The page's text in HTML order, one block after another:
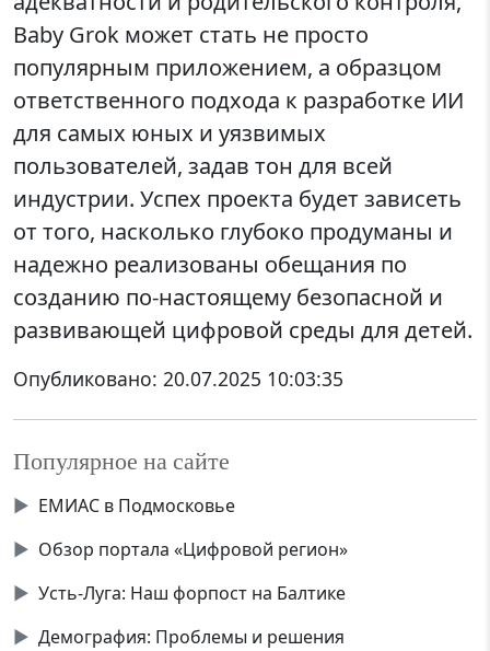
Baby Grok может стать не просто
популярным приложением, а образцом
ответственного подхода к разработке ИИ
для самых юных и уязвимых
пользователей, задав тон для всей
индустрии. Успех проекта будет зависеть
от того, насколько глубоко продуманы и
надежно реализованы обещания по
созданию по-настоящему безопасной и
развивающей цифровой среды для детей.
Опубликовано: 20.07.2025 10:03:35
Популярное на сайте
▶ ЕМИАС в Подмосковье
▶ Обзор портала «Цифровой регион»
▶ Усть-Луга: Наш форпост на Балтике
▶ Демография: Проблемы и решения